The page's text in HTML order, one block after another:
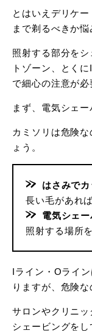
とはいえデリケ
まで剃るべきか悩
照射する部分を
トゾーン、とく
で細心の注意が必
まず、電気シェ
カミソリは危険
ょう。
はさみで
長い毛があれ
電気シェ
照射する場所
Iライン・Oライ
りますが、危険
サロンやクリニ
シェービングをし